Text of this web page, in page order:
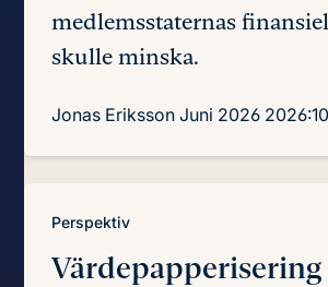
medlemsstaternas
skulle minska.
Jonas Eriksson Juni 2026
Perspektiv
Värdepapperisering